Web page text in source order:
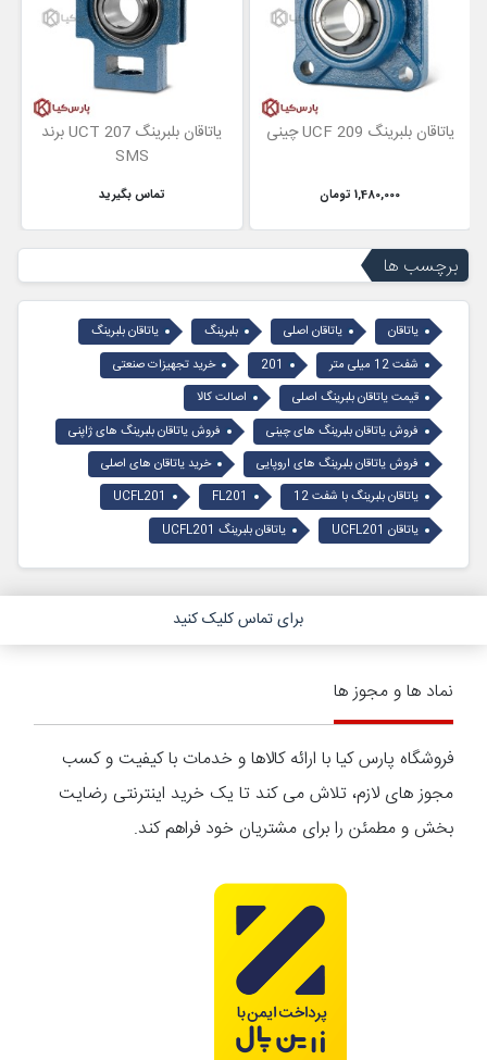
یاتاقان بلبرینگ UCF 209 چینی
1,480,000 تومان
یاتاقان بلبرینگ UCT 207 برند
SMS
تماس بگیرید
برچسب ها
یاتاقان یاتاقان اصلی بلبرینگ
یاتاقان بلبرینگ
شفت 12 میلی متر
201
خرید تجهیزات صنعتی
قیمت یاتاقان بلبرینگ اصلی
اصالت کالا
فروش یاتاقان بلبرینگ های چینی
فروش یاتاقان بلبرینگ های ژاپنی
فروش یاتاقان بلبرینگ های اروپایی
خرید یاتاقان های اصلی
یاتاقان بلبرینگ با شفت 12
FL201
UCFL201
یاتاقان UCFL201
یاتاقان بلبرینگ UCFL201
برای تماس کلیک کنید
نماد ها و مجوز ها
فروشگاه پارس کیا با ارائه کالاها و خدمات با کیفیت و کسب
مجوز های لازم، تلاش می کند تا یک خرید اینترنتی رضایت
بخش و مطمئن را برای مشتریان خود فراهم کند.